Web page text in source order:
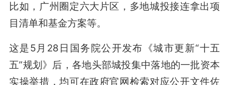
比如，广州圈定六大片区，多地城投接连拿出项
目清单和基金方案等。
这是5月28日国务院公开发布《城市更新“十五
五”规划》后，各地头部城投集中落地的一批资本
实操举措，均可在政府官网检索对应公开文件佐